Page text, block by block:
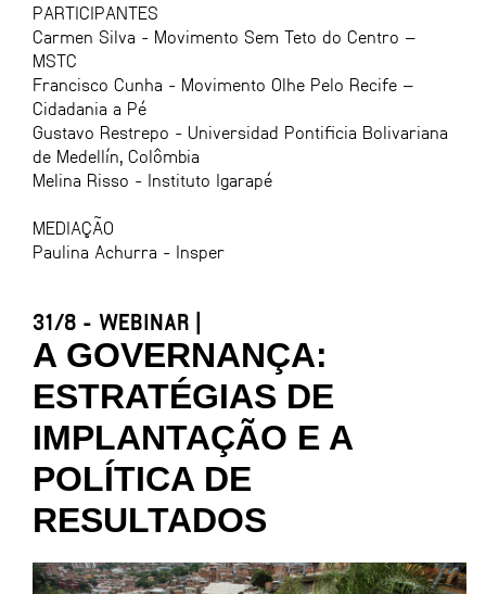
PARTICIPANTES
Carmen Silva - Movimento Sem Teto do Centro –
MSTC
Francisco Cunha - Movimento Olhe Pelo Recife –
Cidadania a Pé
Gustavo Restrepo - Universidad Pontificia Bolivariana
de Medellín, Colômbia
Melina Risso - Instituto Igarapé
MEDIAÇÃO
Paulina Achurra - Insper
31/8 - WEBINAR |
A GOVERNANÇA:
ESTRATÉGIAS DE
IMPLANTAÇÃO E A
POLÍTICA DE
RESULTADOS